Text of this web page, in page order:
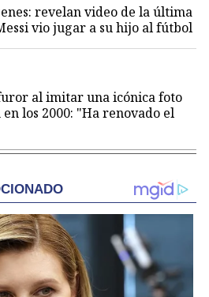
revelan video de la última
vio jugar a su hijo al fútbol
al imitar una icónica foto
los 2000: "Ha renovado el